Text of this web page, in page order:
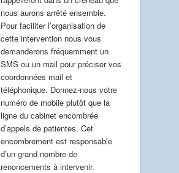
nous aurons arrêté ensemble.
Pour faciliter l’organisation de
cette intervention nous vous
demanderons fréquemment un
SMS ou un mail pour préciser vos
coordonnées mail et
téléphonique. Donnez-nous votre
numéro de mobile plutôt que la
ligne du cabinet encombrée
d’appels de patientes. Cet
encombrement est responsable
d’un grand nombre de
renoncements à intervenir.